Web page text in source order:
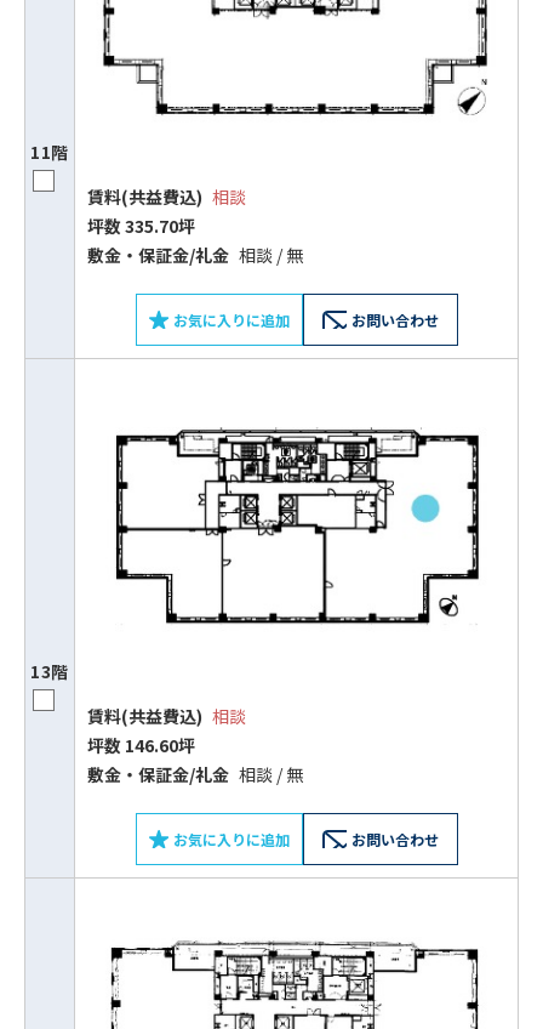
11階
賃料(共益費込) 相談
坪数 335.70坪
敷⾦‧保証⾦/礼⾦ 相談 / 無
お気に入りに追加 お問い合わせ
13階
賃料(共益費込) 相談
坪数 146.60坪
敷⾦‧保証⾦/礼⾦ 相談 / 無
お気に入りに追加 お問い合わせ
0120-620-213
フォームでお問い合わせ